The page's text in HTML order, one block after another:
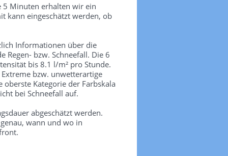
5 Minuten erhalten wir ein
kann eingeschätzt werden, ob
Informationen über die
Regen- bzw. Schneefall. Die 6
bis 8.1 l/m² pro Stunde.
bzw. unwetterartige
Kategorie der Farbskala
bei Schneefall auf.
abgeschätzt werden.
wann und wo in